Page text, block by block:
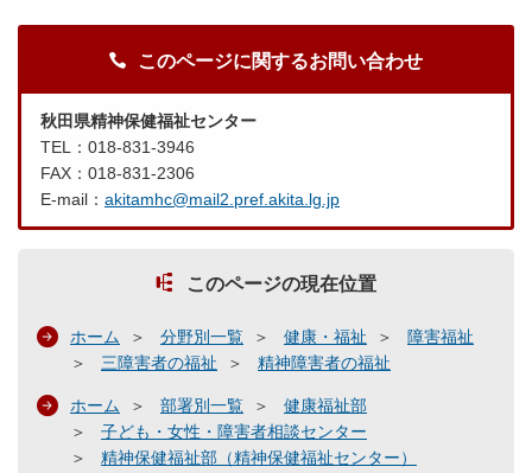
このページに関するお問い合わせ
秋田県精神保健福祉センター
TEL：018-831-3946
FAX：018-831-2306
E-mail： akitamhc@mail2.pref.akita.lg.jp
このページの現在位置
ホーム 分野別一覧 健康・福祉
障害福祉
三障害者の福祉
精神障害者の福祉
ホーム 部署別一覧
健康福祉部
子ども・女性・障害者相談センター
精神保健福祉部（精神保健福祉センター）